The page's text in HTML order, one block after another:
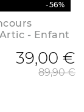
-56%
- Enfant
39,00 €
89,90 €